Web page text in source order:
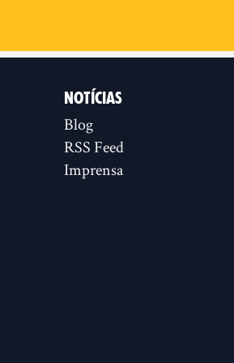
NOTÍCIAS
Blog
RSS Feed
Imprensa